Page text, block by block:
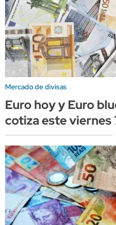
Mercado de divisas
Euro hoy y Euro
cotiza este viernes